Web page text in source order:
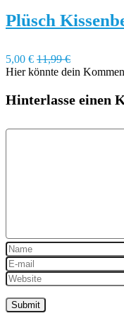
Plüsch
5,00 € 11,99 €
Hier könnte dein
Hinterlasse einen